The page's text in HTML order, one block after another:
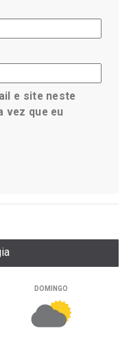
e site neste
vez que eu